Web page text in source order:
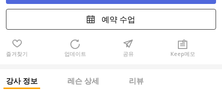
예약 수업
즐겨찾기 업데이트 공유 Keep메모
강사 정보 레슨 상세 리뷰